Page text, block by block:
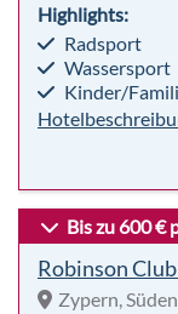
Bis zu 600 €
Robinson Club
Zypern, Süden